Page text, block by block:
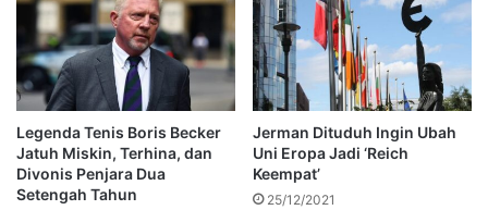
Legenda Tenis Boris Becker
Jatuh Miskin, Terhina, dan
Divonis Penjara Dua
Setengah Tahun
Jerman Dituduh Ingin Ubah
Uni Eropa Jadi ‘Reich
Keempat’
25/12/2021